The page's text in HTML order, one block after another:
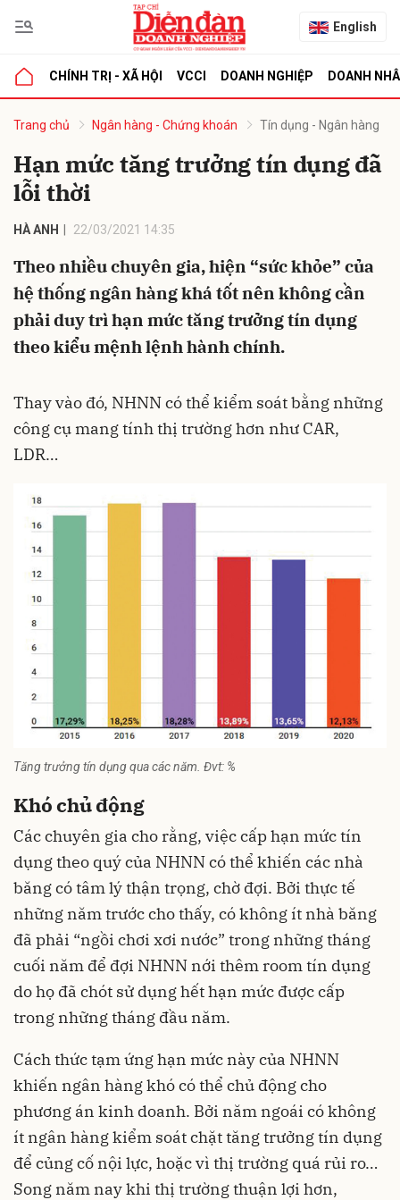
English
CHÍNH TRỊ - XÃ HỘI VCCI DOANH NGHIỆP DOANH
Trang chủ Ngân hàng - Chứng khoán Tín dụng - Ngân hàng
Hạn mức tăng trưởng tín dụng đã
lỗi thời
HÀ ANH 22/03/2021 14:35
Theo nhiều chuyên gia, hiện “sức khỏe” của
hệ thống ngân hàng khá tốt nên không cần
phải duy trì hạn mức tăng trưởng tín dụng
theo kiểu mệnh lệnh hành chính.
Thay vào đó, NHNN có thể kiểm soát bằng những
công cụ mang tính thị trường hơn như CAR,
LDR…
Tăng trưởng tín dụng qua các năm. Đvt: %
Khó chủ động
Các chuyên gia cho rằng, việc cấphạn mức tín
dụngtheo quý của NHNN có thể khiến các nhà
băng có tâm lý thận trọng, chờ đợi. Bởi thực tế
những năm trước cho thấy, có không ít nhà băng
đã phải “ngồi chơi xơi nước” trong những tháng
cuối năm để đợi NHNN nới thêm room tín dụng
do họ đã chót sử dụng hết hạn mức được cấp
trong những tháng đầu năm.
Cách thức tạm ứng hạn mức này của NHNN
khiến ngân hàng khó có thể chủ động cho
phương án kinh doanh. Bởi năm ngoái có không
ít ngân hàng kiểm soát chặt tăng trưởng tín dụng
để củng cố nội lực, hoặc vì thị trường quá rủi ro…
Song năm nay khi thị trường thuận lợi hơn,
luận
Hủy